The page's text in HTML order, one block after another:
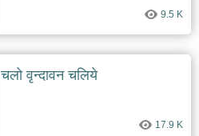
9.5 K
चलो वृन्दावन चलिये
17.9 K